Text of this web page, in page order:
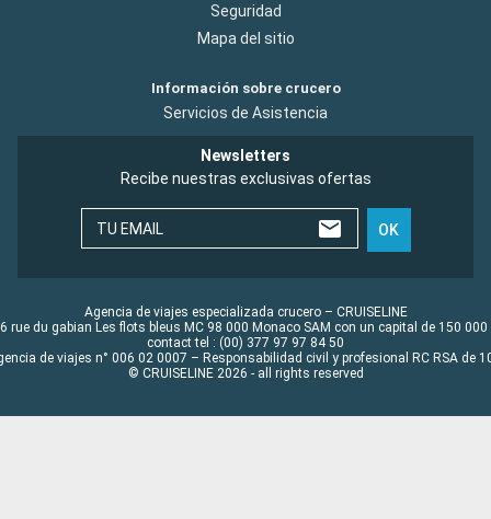
Seguridad
Mapa del sitio
Información sobre crucero
Servicios de Asistencia
Newsletters
Recibe nuestras exclusivas ofertas
TU EMAIL OK
Agencia de viajes especializada crucero – CRUISELINE
rue du gabian Les flots bleus MC 98 000 Monaco SAM con un capital de 150 000
contact tel : (00) 377 97 97 84 50
de viajes n° 006 02 0007 – Responsabilidad civil y profesional RC RSA de
© CRUISELINE 2026 - all rights reserved